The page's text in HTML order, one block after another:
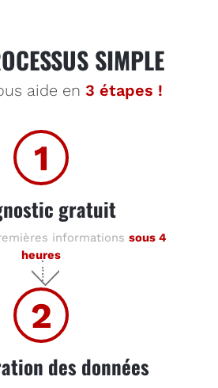
SIMPLE
aide en 3 étapes !
1
gratuit
informations sous 4
heures
2
des données